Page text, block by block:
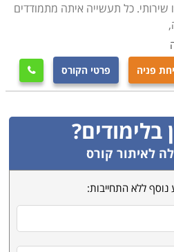
שירותי. כל תעשייה איתה מתמודדים
פניה פרטי הקורס 
בלימודים?
לאיתור קורס
ללא התחייבות: